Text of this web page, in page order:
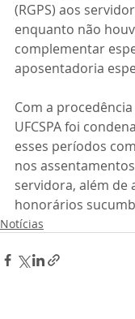
(RGPS) aos
enquanto não
complementar
aposentadoria
Com a
UFCSPA foi
esses períodos
nos
servidora, além de
honorários
Notícias